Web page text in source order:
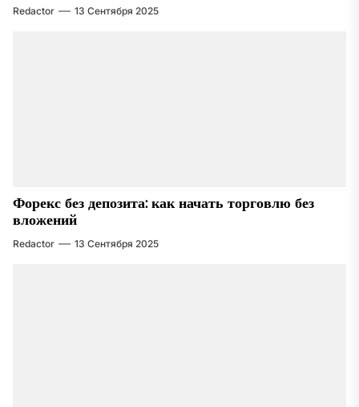
Redactor 13 Сентября 2025
Форекс без депозита: как начать торговлю без
вложений
Redactor 13 Сентября 2025